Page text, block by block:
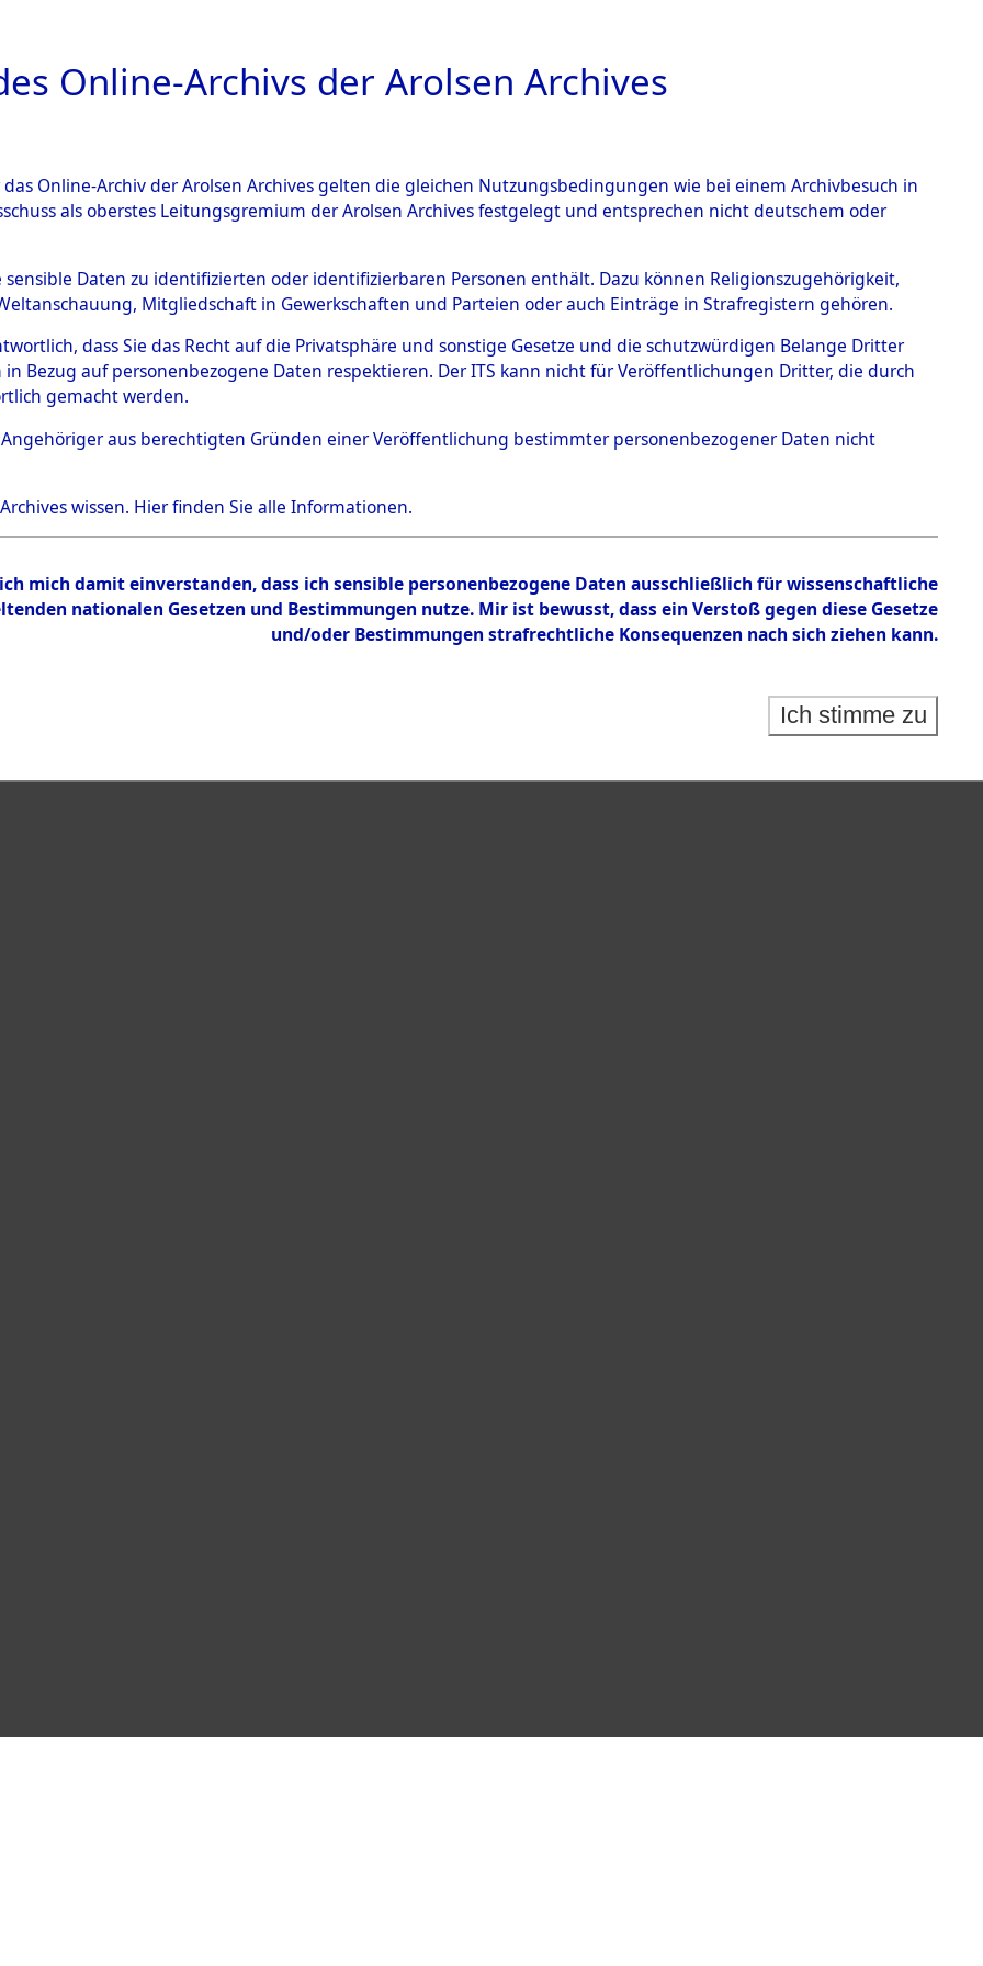
ARCHIVALE ÜBERSICHT BILD
0020 (108593116)
Person UNBEKANNT
Online-Archivs der Arolsen Archives
Online-Archiv der Arolsen Archives gelten die gleichen Nutzungsbedingungen wie bei einem Archivbesuch in
als oberstes Leitungsgremium der Arolsen Archives festgelegt und entsprechen nicht deutschem oder
sensible Daten zu identifizierten oder identifizierbaren Personen enthält. Dazu können Religionszugehörigkeit,
Mitgliedschaft in Gewerkschaften und Parteien oder auch Einträge in Strafregistern gehören.
dass Sie das Recht auf die Privatsphäre und sonstige Gesetze und die schutzwürdigen Belange Dritter
Bezug auf personenbezogene Daten respektieren. Der ITS kann nicht für Veröffentlichungen Dritter, die durch
gemacht werden.
Angehöriger aus berechtigten Gründen einer Veröffentlichung bestimmter personenbezogener Daten nicht
wissen. Hierfinden Sie alle Informationen.
mich damit einverstanden, dass ich sensible personenbezogene Daten ausschließlich für wissenschaftliche
nationalen Gesetzen und Bestimmungen nutze. Mir ist bewusst, dass ein Verstoß gegen diese Gesetze
und/oder Bestimmungen strafrechtliche Konsequenzen nach sich ziehen kann.
Ich stimme zu